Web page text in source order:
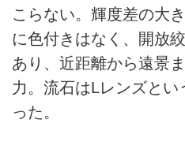
こらない。輝度差の大
に色付きはなく、開放
あり、近距離から遠景
力。流石はLレンズと
った。